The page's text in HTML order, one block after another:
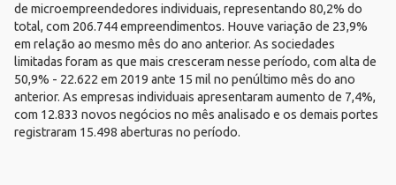
de microempreendedores individuais, representando 80,2% do
total, com 206.744 empreendimentos. Houve variação de 23,9%
em relação ao mesmo mês do ano anterior. As sociedades
limitadas foram as que mais cresceram nesse período, com alta de
50,9% - 22.622 em 2019 ante 15 mil no penúltimo mês do ano
anterior. As empresas individuais apresentaram aumento de 7,4%,
com 12.833 novos negócios no mês analisado e os demais portes
registraram 15.498 aberturas no período.